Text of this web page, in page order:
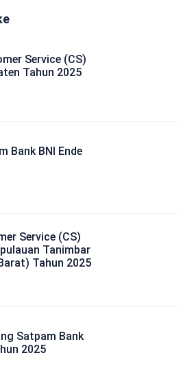
Service (CS)
Tahun 2025
Bank BNI Ende
Service (CS)
Tanimbar
Tahun 2025
Satpam Bank
2025